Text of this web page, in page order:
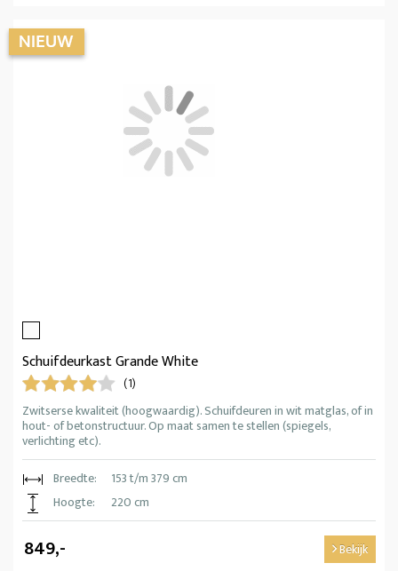
Schuifdeurkast Grande White
(1)
Zwitserse kwaliteit (hoogwaardig). Schuifdeuren in wit matglas, of in
hout- of betonstructuur. Op maat samen te stellen (spiegels,
verlichting etc).
Breedte:
153 t/m 379 cm
Hoogte:
220 cm
849,- Bekijk